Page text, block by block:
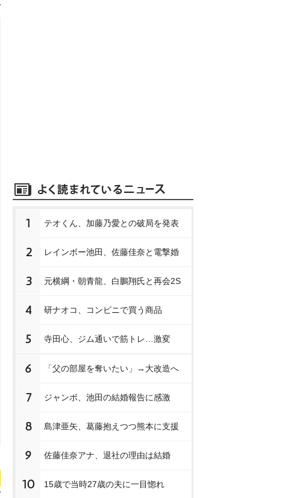
1 テオくん、加藤乃愛との破局を発表
2 レインボー池田、佐藤佳奈と電撃婚
3 元横綱・朝青龍、白鵬翔氏と再会2S
4 研ナオコ、コンビニで買う商品
5 寺田心、ジム通いで筋トレ…激変
6 「父の部屋を奪いたい」→大改造へ
7 ジャンボ、池田の結婚報告に感激
8 島津亜矢、葛藤抱えつつ熊本に支援
9 佐藤佳奈アナ、退社の理由は結婚
10 15歳で当時27歳の夫に一目惚れ